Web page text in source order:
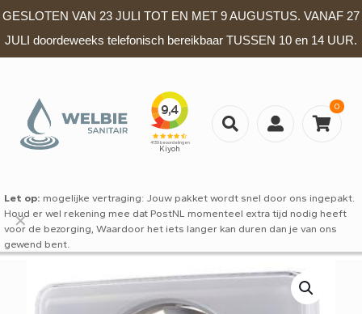
GESLOTEN VAN 23 JULI TOT EN MET 9 AUGUSTUS. VANAF 27
JULI doordeweeks telefonisch bereikbaar TUSSEN 10 en 14 UUR.
0
Let op: mogelijke vertraging: Jouw pakket wordt snel door ons ingepakt.
Houd er wel rekening mee dat PostNL momenteel extra tijd nodig heeft
voor de bezorging, Waardoor het iets langer kan duren dan je van ons
gewend bent.
✕